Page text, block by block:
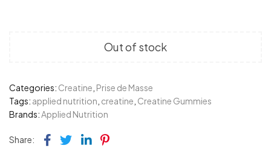
Out of stock
Categories: Creatine Prise de Masse
Tags: applied nutrition creatine Creatine Gummies
Brands:Applied Nutrition
Share: Facebook
TwitterLinkedin
Pinterest